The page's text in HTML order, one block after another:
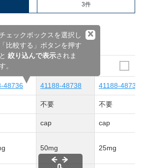
3件
チェックボックスを選択し
「比較する」ボタンを押す
と 絞り込んで表示されま
。
×
48736 41188-48738 41188-48737
不要 不要
cap cap
50mg 25mg